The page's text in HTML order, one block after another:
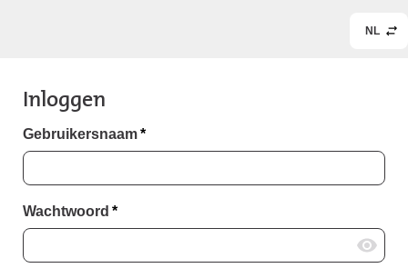
NL
Inloggen
Gebruikersnaam*
Wachtwoord *